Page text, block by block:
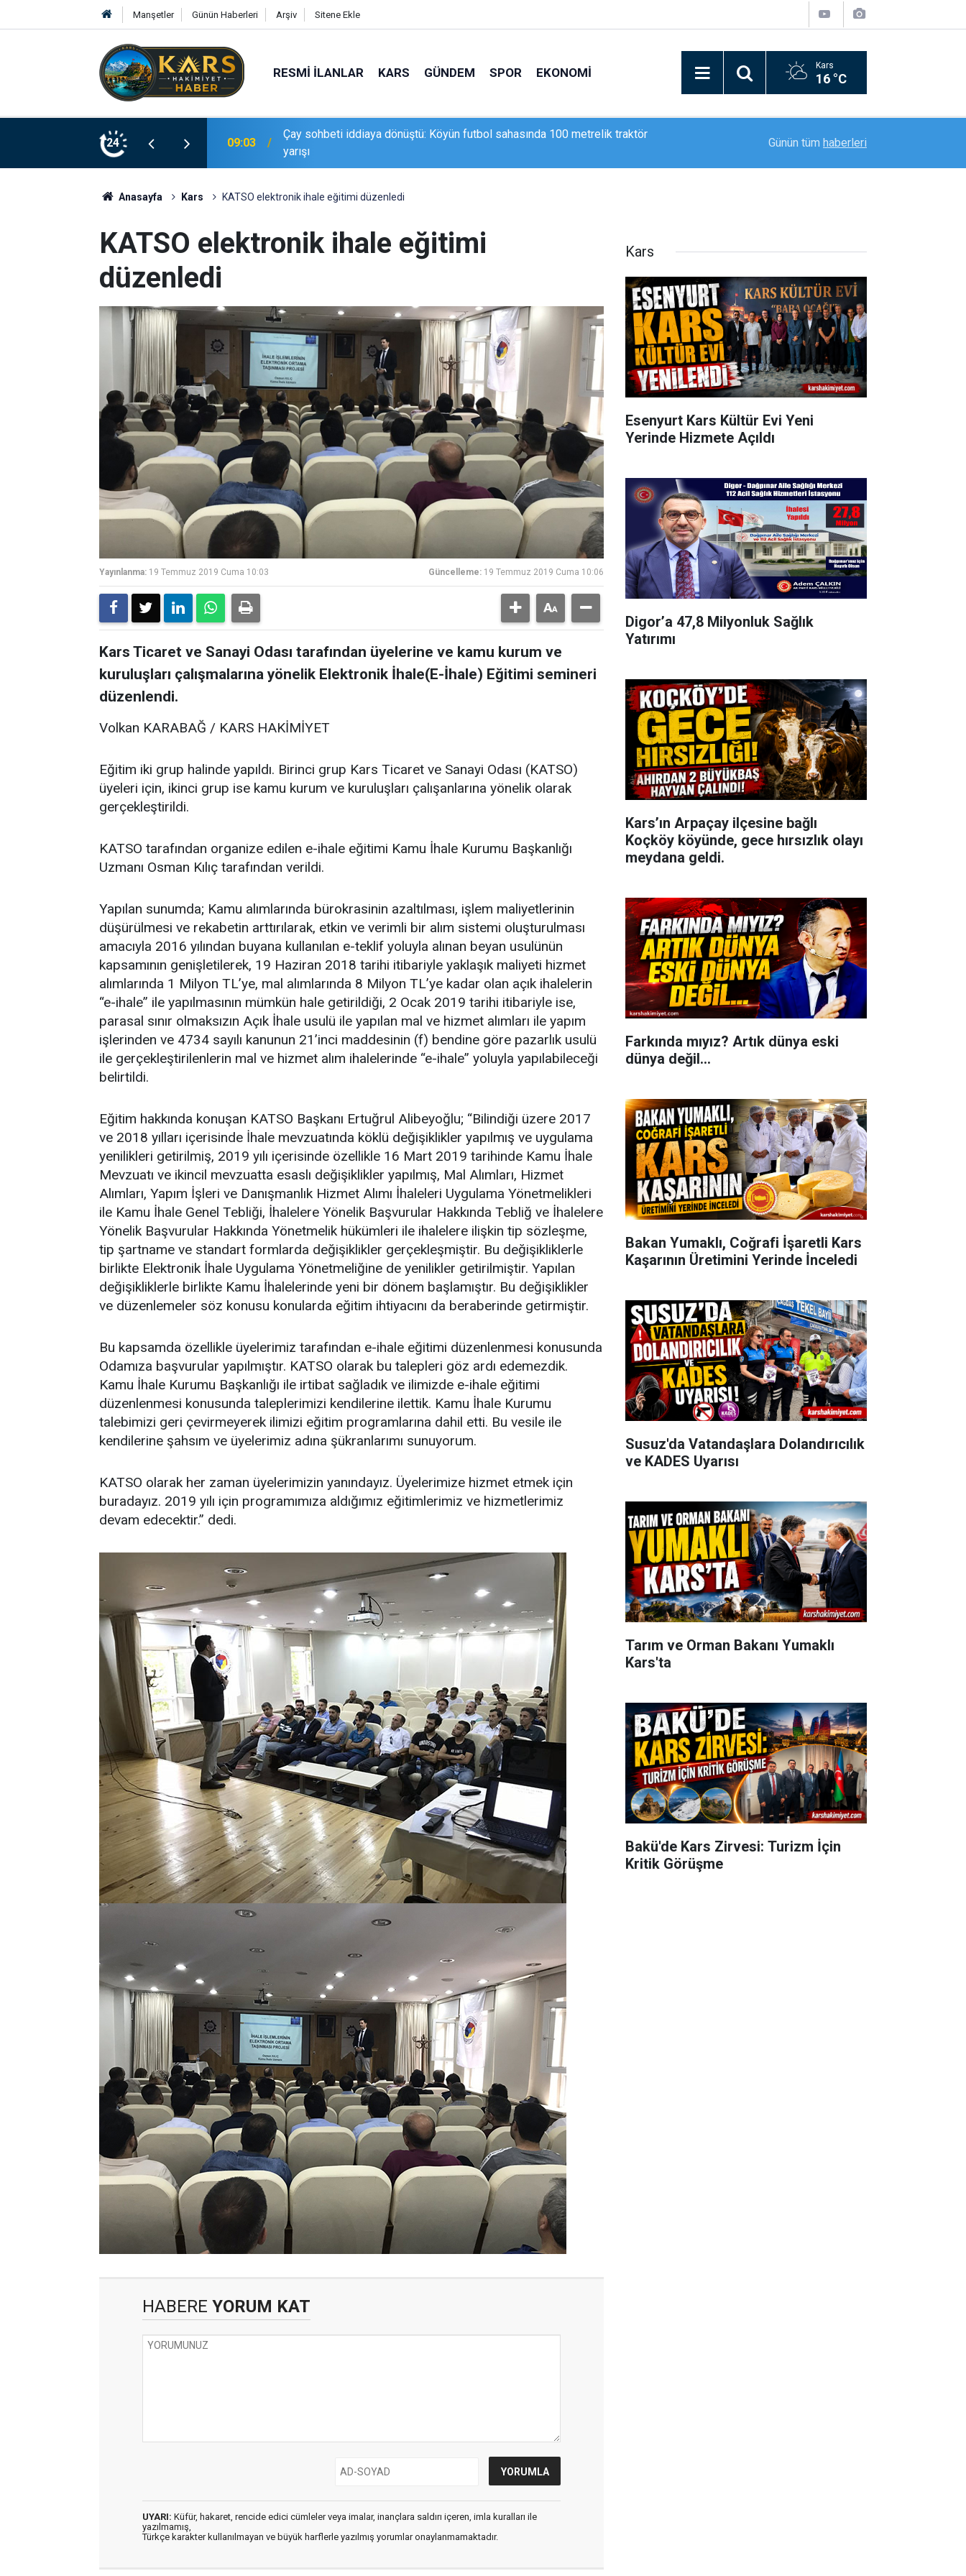
Manşetler Günün Haberleri Arşiv Sitene Ekle
RESMI İLANLAR KARS GÜNDEM SPOR EKONOMI Kars
16 °C
24
futbol sahasında 100 metrelik traktör
08:59 Yüksekova’da zehir tacirlerine darbe: 253 kilogram esrar ele geçirildi Türkiye’de bir ilki yapıyor: Kilim üzerine
Günün tüm haberleri
Anasayfa Kars KATSO elektronik ihale eğitimi düzenledi
KATSO elektronik ihale eğitimi
düzenledi
Yayınlanma: 19 Temmuz 2019 Cuma 10:03 Güncelleme: 19 Temmuz 2019 Cuma 10:06
Kars Ticaret ve Sanayi Odası tarafından üyelerine ve kamu kurum ve
kuruluşları çalışmalarına yönelik Elektronik İhale(E-İhale) Eğitimi semineri
düzenlendi.
Volkan KARABAĞ / KARS HAKİMİYET
Eğitim iki grup halinde yapıldı. Birinci grup Kars Ticaret ve Sanayi Odası (KATSO)
üyeleri için, ikinci grup ise kamu kurum ve kuruluşları çalışanlarına yönelik olarak
gerçekleştirildi.
KATSO tarafından organize edilen e-ihale eğitimi Kamu İhale Kurumu Başkanlığı
Uzmanı Osman Kılıç tarafından verildi.
Yapılan sunumda; Kamu alımlarında bürokrasinin azaltılması, işlem maliyetlerinin
düşürülmesi ve rekabetin arttırılarak, etkin ve verimli bir alım sistemi oluşturulması
amacıyla 2016 yılından buyana kullanılan e-teklif yoluyla alınan beyan usulünün
kapsamının genişletilerek, 19 Haziran 2018 tarihi itibariyle yaklaşık maliyeti hizmet
alımlarında 1 Milyon TL’ye, mal alımlarında 8 Milyon TL’ye kadar olan açık ihalelerin
“e-ihale” ile yapılmasının mümkün hale getirildiği, 2 Ocak 2019 tarihi itibariyle ise,
parasal sınır olmaksızın Açık İhale usulü ile yapılan mal ve hizmet alımları ile yapım
işlerinden ve 4734 sayılı kanunun 21’inci maddesinin (f) bendine göre pazarlık usulü
ile gerçekleştirilenlerin mal ve hizmet alım ihalelerinde “e-ihale” yoluyla yapılabileceği
belirtildi.
Eğitim hakkında konuşan KATSO Başkanı Ertuğrul Alibeyoğlu; “Bilindiği üzere 2017
ve 2018 yılları içerisinde İhale mevzuatında köklü değişiklikler yapılmış ve uygulama
yenilikleri getirilmiş, 2019 yılı içerisinde özellikle 16 Mart 2019 tarihinde Kamu İhale
Mevzuatı ve ikincil mevzuatta esaslı değişiklikler yapılmış, Mal Alımları, Hizmet
Alımları, Yapım İşleri ve Danışmanlık Hizmet Alımı İhaleleri Uygulama Yönetmelikleri
ile Kamu İhale Genel Tebliği, İhalelere Yönelik Başvurular Hakkında Tebliğ ve İhalelere
Yönelik Başvurular Hakkında Yönetmelik hükümleri ile ihalelere ilişkin tip sözleşme,
tip şartname ve standart formlarda değişiklikler gerçekleşmiştir. Bu değişikliklerle
birlikte Elektronik İhale Uygulama Yönetmeliğine de yenilikler getirilmiştir. Yapılan
değişikliklerle birlikte Kamu İhalelerinde yeni bir dönem başlamıştır. Bu değişiklikler
ve düzenlemeler söz konusu konularda eğitim ihtiyacını da beraberinde getirmiştir.
Bu kapsamda özellikle üyelerimiz tarafından e-ihale eğitimi düzenlenmesi konusunda
Odamıza başvurular yapılmıştır. KATSO olarak bu talepleri göz ardı edemezdik.
Kamu İhale Kurumu Başkanlığı ile irtibat sağladık ve ilimizde e-ihale eğitimi
düzenlenmesi konusunda taleplerimizi kendilerine ilettik. Kamu İhale Kurumu
talebimizi geri çevirmeyerek ilimizi eğitim programlarına dahil etti. Bu vesile ile
kendilerine şahsım ve üyelerimiz adına şükranlarımı sunuyorum.
KATSO olarak her zaman üyelerimizin yanındayız. Üyelerimize hizmet etmek için
buradayız. 2019 yılı için programımıza aldığımız eğitimlerimiz ve hizmetlerimiz
devam edecektir.” dedi.
HABERE YORUM KAT
UYARI: Küfür, hakaret, rencide edici cümleler veya imalar, inançlara saldırı içeren, imla kuralları ile
yazılmamış,
Türkçe karakter kullanılmayan ve büyük harflerle yazılmış yorumlar onaylanmamaktadır.
Kars
Esenyurt Kars Kültür Evi Yeni
Yerinde Hizmete Açıldı
Digor’a 47,8 Milyonluk Sağlık
Yatırımı
Kars’ın Arpaçay ilçesine bağlı
Koçköy köyünde, gece hırsızlık olayı
meydana geldi.
Farkında mıyız? Artık dünya eski
dünya değil...
Bakan Yumaklı, Coğrafi İşaretli Kars
Kaşarının Üretimini Yerinde İnceledi
Susuz'da Vatandaşlara Dolandırıcılık
ve KADES Uyarısı
Tarım ve Orman Bakanı Yumaklı
Kars'ta
Bakü'de Kars Zirvesi: Turizm İçin
Kritik Görüşme